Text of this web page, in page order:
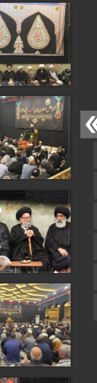
صفحه نخست
اینستاگرام